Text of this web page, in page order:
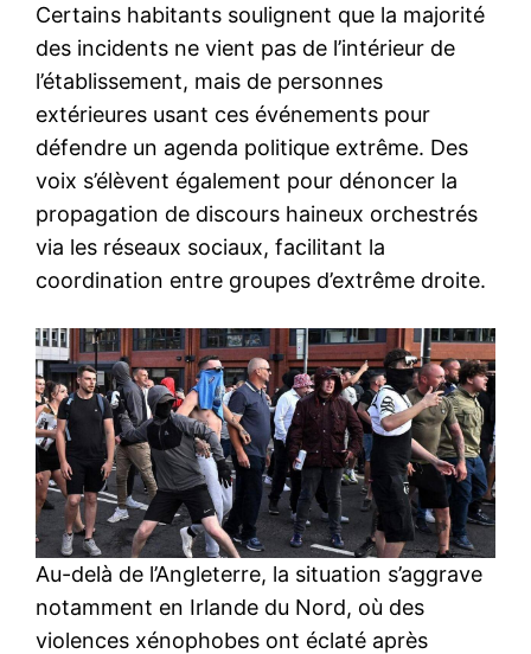
Certains habitants soulignent que la majorité
des incidents ne vient pas de l’intérieur de
l’établissement, mais de personnes
extérieures usant ces événements pour
défendre un agenda politique extrême. Des
voix s’élèvent également pour dénoncer la
propagation de discours haineux orchestrés
via les réseaux sociaux, facilitant la
coordination entre groupes d’extrême droite.
Au-delà de l’Angleterre, la situation s’aggrave
notamment en Irlande du Nord, où des
violences xénophobes ont éclaté après